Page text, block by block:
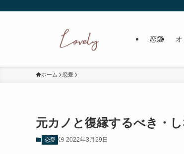
恋愛
ホーム 恋愛
元カノと復縁するべき・
恋愛 2022年3月29日